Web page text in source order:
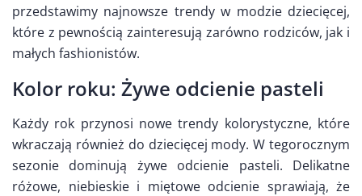
przedstawimy najnowsze trendy w modzie dziecięcej,
które z pewnością zainteresują zarówno rodziców, jak i
małych fashionistów.
Kolor roku: Żywe odcienie pasteli
Każdy rok przynosi nowe trendy kolorystyczne, które
wkraczają również do dziecięcej mody. W tegorocznym
sezonie dominują żywe odcienie pasteli. Delikatne
różowe, niebieskie i miętowe odcienie sprawiają, że